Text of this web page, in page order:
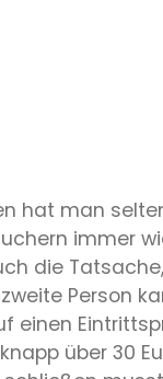
hat man
immer
die
Person
einen
über 30